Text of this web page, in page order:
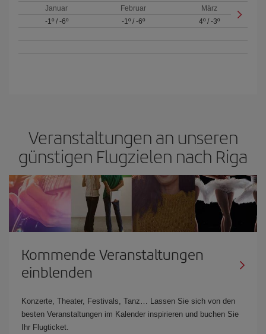
Januar
-1º/ -6º
Februar
-1º/ -6º
März
4º /-3º
Veranstaltungen an unseren
günstigen Flugzielen nach Riga
Kommende Veranstaltungen
einblenden
Konzerte, Theater, Festivals, Tanz… Lassen Sie sich von den
besten Veranstaltungen im Kalender inspirieren und buchen Sie
Ihr Flugticket.